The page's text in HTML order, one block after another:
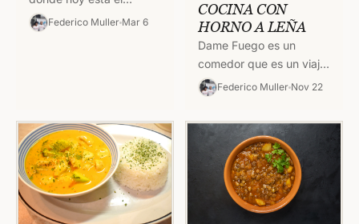
Supermercado Modelo
de la terminal. Los
Federico Muller Mar 6
COCINA CON
HORNO A LEÑA
Dame Fuego es un
comedor que es un viaje
en el tiempo, con comida
argentina e italiana, que
es un…
Federico Muller Nov 22